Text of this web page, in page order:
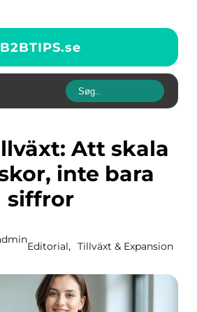
B2BTIPS.se
inte bara
siffror
Editorial, Tillväxt & Expansion